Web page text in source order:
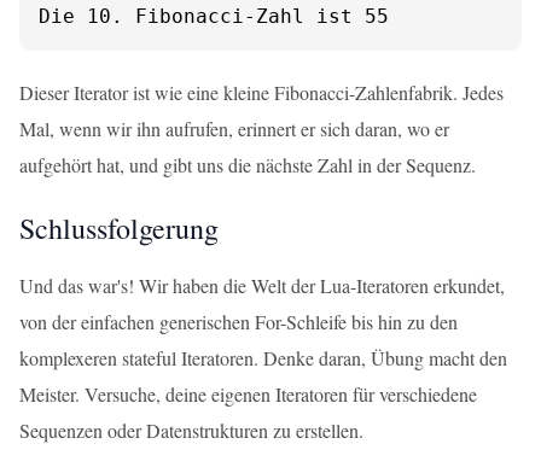
Die 10. Fibonacci-Zahl ist 55
Dieser Iterator ist wie eine kleine Fibonacci-Zahlenfabrik. Jedes
Mal, wenn wir ihn aufrufen, erinnert er sich daran, wo er
aufgehört hat, und gibt uns die nächste Zahl in der Sequenz.
Schlussfolgerung
Und das war's! Wir haben die Welt der Lua-Iteratoren erkundet,
von der einfachen generischen For-Schleife bis hin zu den
komplexeren stateful Iteratoren. Denke daran, Übung macht den
Meister. Versuche, deine eigenen Iteratoren für verschiedene
Sequenzen oder Datenstrukturen zu erstellen.